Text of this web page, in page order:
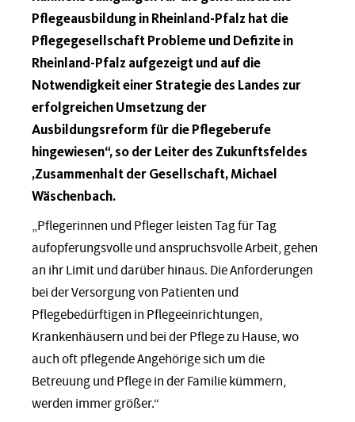
Pflegeausbildung in Rheinland-Pfalz hat die
Pflegegesellschaft Probleme und Defizite in
Rheinland-Pfalz aufgezeigt und auf die
Notwendigkeit einer Strategie des Landes zur
erfolgreichen Umsetzung der
Ausbildungsreform für die Pflegeberufe
hingewiesen“, so der Leiter des Zukunftsfeldes
‚Zusammenhalt der Gesellschaft, Michael
Wäschenbach.
„Pflegerinnen und Pfleger leisten Tag für Tag
aufopferungsvolle und anspruchsvolle Arbeit, gehen
an ihr Limit und darüber hinaus. Die Anforderungen
bei der Versorgung von Patienten und
Pflegebedürftigen in Pflegeeinrichtungen,
Krankenhäusern und bei der Pflege zu Hause, wo
auch oft pflegende Angehörige sich um die
Betreuung und Pflege in der Familie kümmern,
werden immer größer.“